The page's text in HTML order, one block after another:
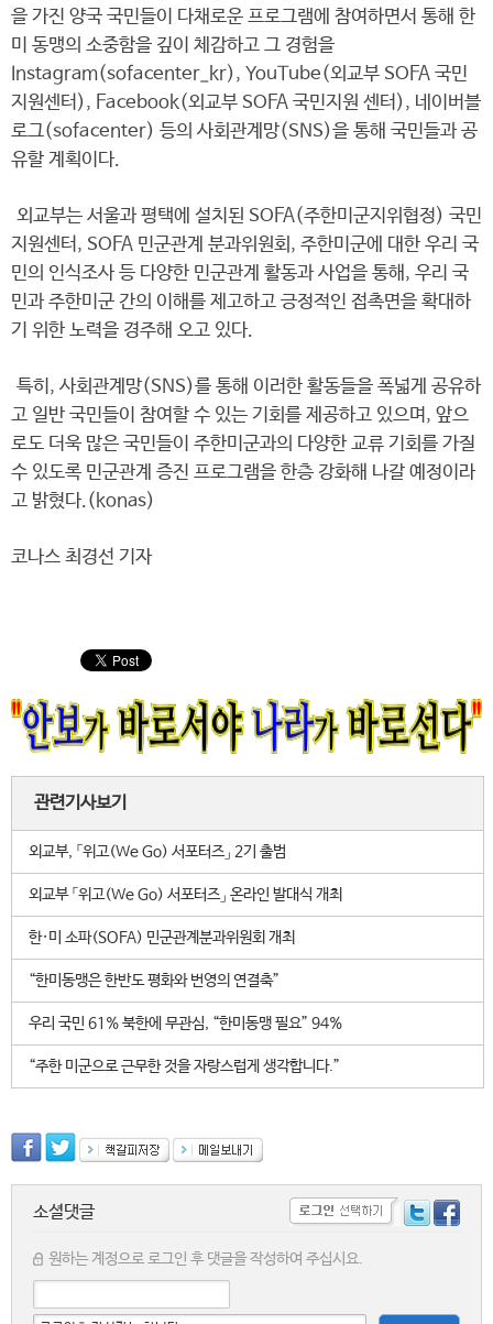
을 가진 양국 국민들이 다채로운 프로그램에 참여하면서 통해 한
미 동맹의 소중함을 깊이 체감하고 그 경험을
Instagram(sofacenter_kr), YouTube(외교부 SOFA 국민
지원센터), Facebook(외교부 SOFA 국민지원 센터), 네이버블
로그(sofacenter) 등의 사회관계망(SNS)을 통해 국민들과 공
유할 계획이다.
외교부는 서울과 평택에 설치된 SOFA(주한미군지위협정) 국민
지원센터, SOFA 민군관계 분과위원회, 주한미군에 대한 우리 국
민의 인식조사 등 다양한 민군관계 활동과 사업을 통해, 우리 국
민과 주한미군 간의 이해를 제고하고 긍정적인 접촉면을 확대하
기 위한 노력을 경주해 오고 있다.
특히, 사회관계망(SNS)를 통해 이러한 활동들을 폭넓게 공유하
고 일반 국민들이 참여할 수 있는 기회를 제공하고 있으며, 앞으
로도 더욱 많은 국민들이 주한미군과의 다양한 교류 기회를 가질
수 있도록 민군관계 증진 프로그램을 한층 강화해 나갈 예정이라
고 밝혔다.(konas)
코나스 최경선 기자
관련기사보기
외교부, 「위고(We Go) 서포터즈」 2기 출범
외교부 「위고(We Go) 서포터즈」 온라인 발대식 개최
한·미 소파(SOFA) 민군관계분과위원회 개최
“한미동맹은 한반도 평화와 번영의 연결축”
우리 국민 61% 북한에 무관심, “한미동맹 필요” 94%
“주한 미군으로 근무한 것을 자랑스럽게 생각합니다.”
소셜댓글
원하는 계정으로 로그인 후 댓글을 작성하여 주십시요.